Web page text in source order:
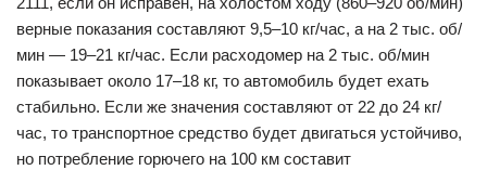
верные показания составляют 9,5–10 кг/час, а на 2 тыс. об/
мин — 19–21 кг/час. Если расходомер на 2 тыс. об/мин
показывает около 17–18 кг, то автомобиль будет ехать
стабильно. Если же значения составляют от 22 до 24 кг/
час, то транспортное средство будет двигаться устойчиво,
но потребление горючего на 100 км составит